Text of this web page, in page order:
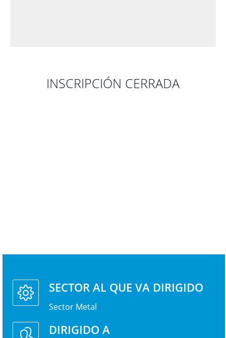
SECTOR AL QUE VA DIRIGIDO
Sector Metal
DIRIGIDO A
INSCRIPCIÓN CERRADA